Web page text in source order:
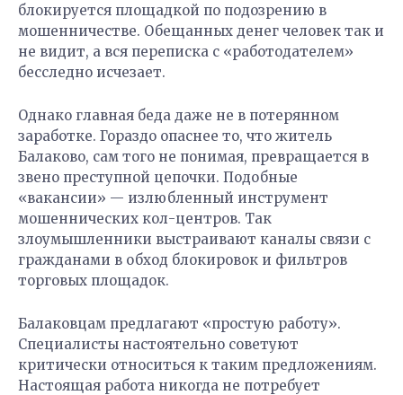
блокируется площадкой по подозрению в
мошенничестве. Обещанных денег человек так и
не видит, а вся переписка с «работодателем»
бесследно исчезает.
Однако главная беда даже не в потерянном
заработке. Гораздо опаснее то, что житель
Балаково, сам того не понимая, превращается в
звено преступной цепочки. Подобные
«вакансии» — излюбленный инструмент
мошеннических кол-центров. Так
злоумышленники выстраивают каналы связи с
гражданами в обход блокировок и фильтров
торговых площадок.
Балаковцам предлагают «простую работу».
Специалисты настоятельно советуют
критически относиться к таким предложениям.
Настоящая работа никогда не потребует